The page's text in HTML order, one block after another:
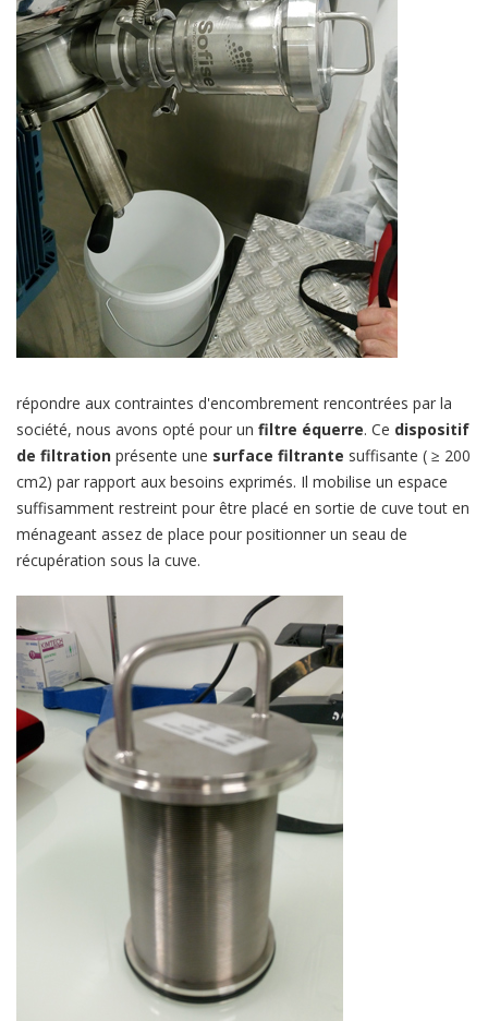
répondre aux contraintes d'encombrement rencontrées par la
société, nous avons opté pour un filtre équerre. Ce dispositif
de filtration présente une surface filtrante suffisante ( ≥ 200
cm2) par rapport aux besoins exprimés. Il mobilise un espace
suffisamment restreint pour être placé en sortie de cuve tout en
ménageant assez de place pour positionner un seau de
récupération sous la cuve.